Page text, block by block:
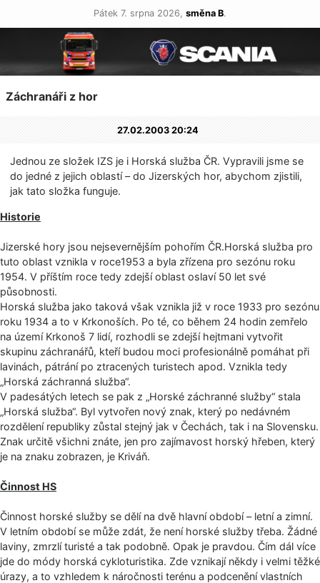
Pátek 7. srpna 2026, směna B.
Záchranáři z hor
27.02.2003 20:24
Jednou ze složek IZS je i Horská služba ČR. Vypravili jsme se
do jedné z jejich oblastí – do Jizerských hor, abychom zjistili,
jak tato složka funguje.
Historie
Jizerské hory jsou nejsevernějším pohořím ČR.Horská služba pro
tuto oblast vznikla v roce1953 a byla zřízena pro sezónu roku
1954. V příštím roce tedy zdejší oblast oslaví 50 let své
působnosti.
Horská služba jako taková však vznikla již v roce 1933 pro sezónu
roku 1934 a to v Krkonoších. Po té, co během 24 hodin zemřelo
na území Krkonoš 7 lidí, rozhodli se zdejší hejtmani vytvořit
skupinu záchranářů, kteří budou moci profesionálně pomáhat při
lavinách, pátrání po ztracených turistech apod. Vznikla tedy
„Horská záchranná služba“.
V padesátých letech se pak z „Horské záchranné služby“ stala
„Horská služba“. Byl vytvořen nový znak, který po nedávném
rozdělení republiky zůstal stejný jak v Čechách, tak i na Slovensku.
Znak určitě všichni znáte, jen pro zajímavost horský hřeben, který
je na znaku zobrazen, je Kriváň.
Činnost HS
Činnost horské služby se dělí na dvě hlavní období – letní a zimní.
V letním období se může zdát, že není horské služby třeba. Žádné
laviny, zmrzlí turisté a tak podobně. Opak je pravdou. Čím dál více
jde do módy horská cykloturistika. Zde vznikají někdy i velmi těžké
úrazy, a to vzhledem k náročnosti terénu a podcenění vlastních